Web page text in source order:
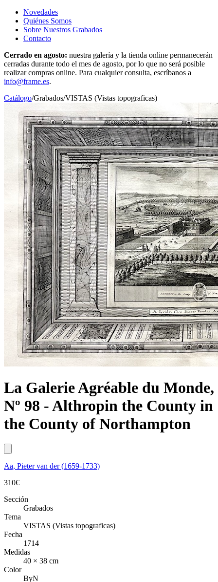
Novedades
Quiénes Somos
Sobre Nuestros Grabados
Contacto
Cerrado en agosto: nuestra galería y la tienda online permanecerán
cerradas durante todo el mes de agosto, por lo que no será posible
realizar compras online. Para cualquier consulta, escríbanos a
info@frame.es.
Catálogo/Grabados/VISTAS (Vistas topograficas)
La Galerie Agréable du Monde,
Nº 98 - Althropin the County in
the County of Northampton
Aa, Pieter van der (1659-1733)
310€
Sección
Grabados
Tema
VISTAS (Vistas topograficas)
Fecha
1714
Medidas
40 × 38 cm
Color
ByN